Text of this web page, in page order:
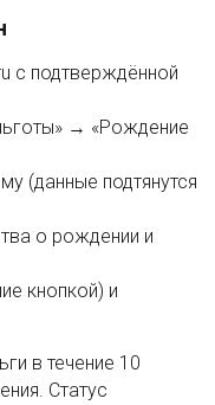
с подтверждённой
→ «Рождение
(данные подтянутся
о рождении и
кнопкой) и
в течение 10
Статус